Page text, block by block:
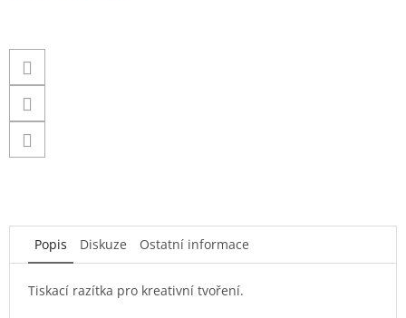
Popis Diskuze Ostatní informace
Tiskací razítka pro kreativní tvoření.